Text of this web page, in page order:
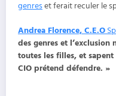
genreset ferait reculer le
Andrea Florence, C.E.O
des genres et l’exclusion
toutes les filles, et
CIO prétend défendre. »